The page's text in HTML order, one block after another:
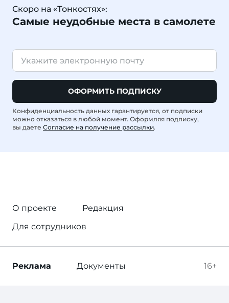
Скоро на «Тонкостях»:
Самые неудобные места в самолете
ОФОРМИТЬ ПОДПИСКУ
Конфиденциальность данных гарантируется, от подписки
можно отказаться в любой момент. Оформляя подписку,
вы даете Согласие на получение рассылки.
О проекте
Редакция
Для сотрудников
16+
Реклама Документы